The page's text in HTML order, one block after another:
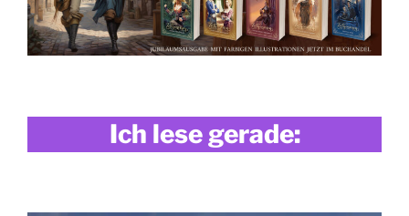
Ich lese gerade: